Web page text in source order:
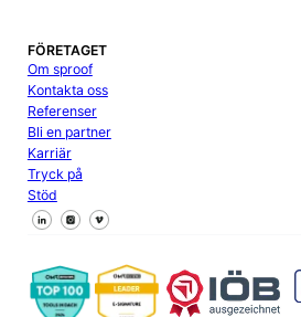
FÖRETAGET
Om sproof
Kontakta oss
Referenser
Bli en partner
Karriär
Tryck på
Stöd
Följ oss på Facebook
Följ oss på X
Följ oss på LinkedIn